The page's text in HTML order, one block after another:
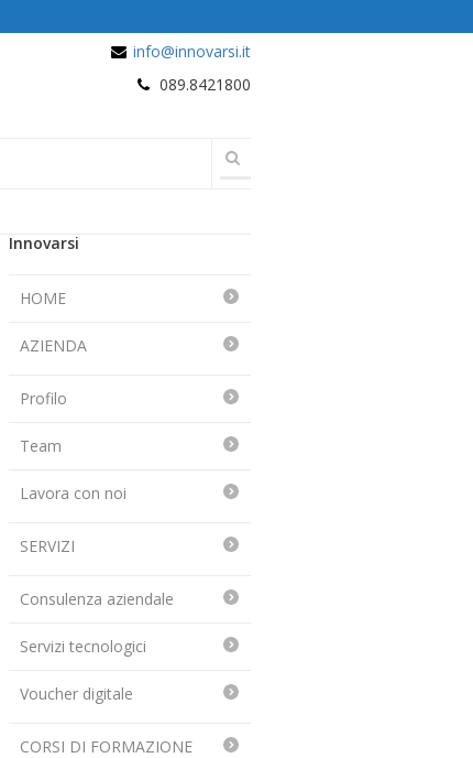
info@innovarsi.it
089.8421800
Innovarsi
HOME
AZIENDA
Profilo
Team
Lavora con noi
SERVIZI
Consulenza aziendale
Servizi tecnologici
Voucher digitale
CORSI DI FORMAZIONE